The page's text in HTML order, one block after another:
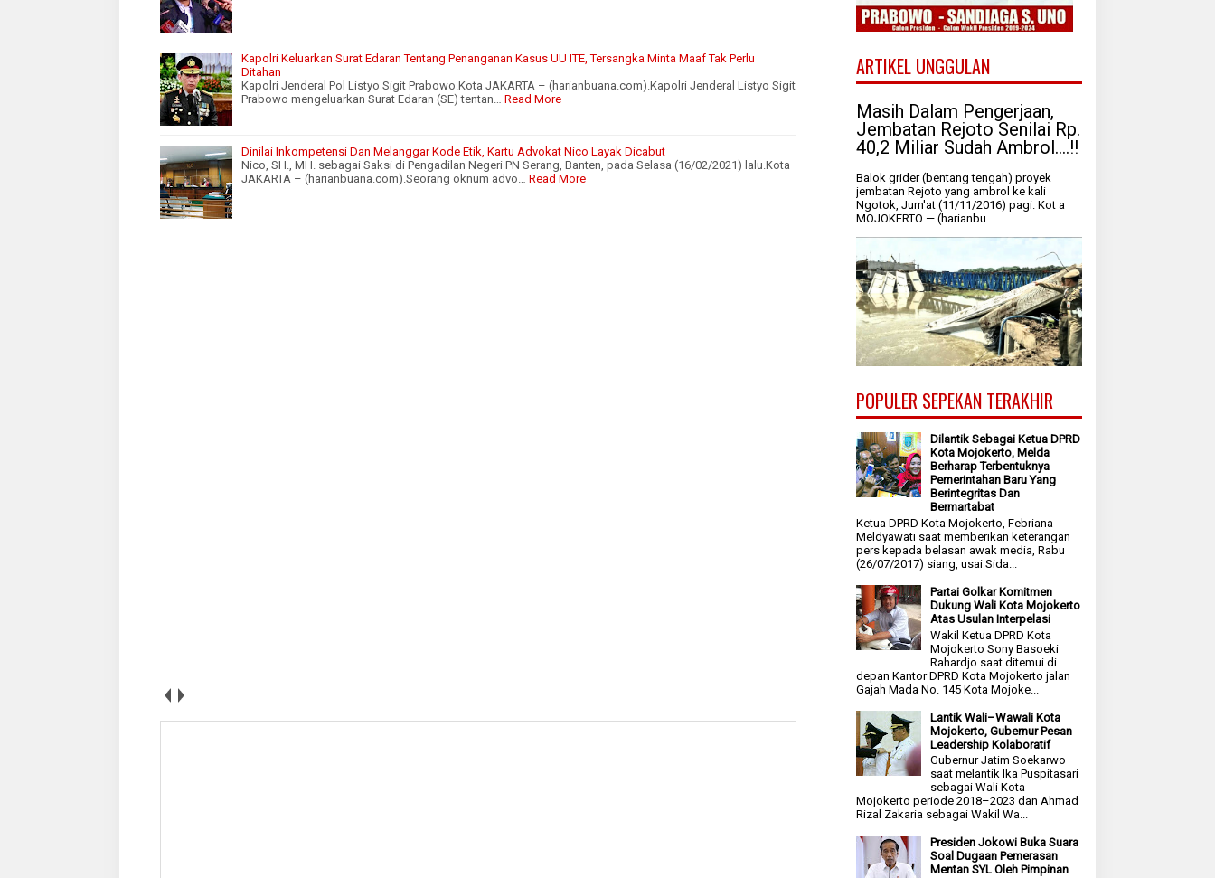
Kapolri Keluarkan Surat Edaran Tentang Penanganan Kasus UU ITE, Tersangka Minta Maaf Tak Perlu
Ditahan
Kapolri Jenderal Pol Listyo Sigit Prabowo.Kota JAKARTA – (harianbuana.com).Kapolri Jenderal Listyo Sigit
Prabowo mengeluarkan Surat Edaran (SE) tentan…
Read More
Dinilai Inkompetensi Dan Melanggar Kode Etik, Kartu Advokat Nico Layak Dicabut
Nico, SH., MH. sebagai Saksi di Pengadilan Negeri PN Serang, Banten, pada Selasa (16/02/2021) lalu.Kota
JAKARTA – (harianbuana.com).Seorang oknum advo…
Read More
ARTIKEL UNGGULAN
Masih Dalam Pengerjaan,
Jembatan Rejoto Senilai Rp.
40,2 Miliar Sudah Ambrol....!!
Balok grider (bentang tengah) proyek
jembatan Rejoto yang ambrol ke kali
Ngotok, Jum'at (11/11/2016) pagi. Kot a
MOJOKERTO — (harianbu...
POPULER SEPEKAN TERAKHIR
Dilantik Sebagai Ketua DPRD
Kota Mojokerto, Melda
Berharap Terbentuknya
Pemerintahan Baru Yang
Berintegritas Dan
Bermartabat
Ketua DPRD Kota Mojokerto, Febriana
Meldyawati saat memberikan keterangan
pers kepada belasan awak media, Rabu
(26/07/2017) siang, usai Sida...
Partai Golkar Komitmen
Dukung Wali Kota Mojokerto
Atas Usulan Interpelasi
Wakil Ketua DPRD Kota
Mojokerto Sony Basoeki
Rahardjo saat ditemui di
depan Kantor DPRD Kota Mojokerto jalan
Gajah Mada No. 145 Kota Mojoke...
Lantik Wali–Wawali Kota
Mojokerto, Gubernur Pesan
Leadership Kolaboratif
Gubernur Jatim Soekarwo
saat melantik Ika Puspitasari
sebagai Wali Kota
Mojokerto periode 2018–2023 dan Ahmad
Rizal Zakaria sebagai Wakil Wa...
Presiden Jokowi Buka Suara
Soal Dugaan Pemerasan
Mentan SYL Oleh Pimpinan